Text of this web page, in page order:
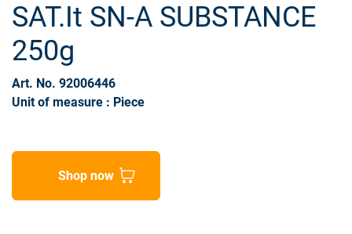
SAT.It SN-A SUBSTANCE
250g
Art. No. 92006446
Unit of measure : Piece
Shop now